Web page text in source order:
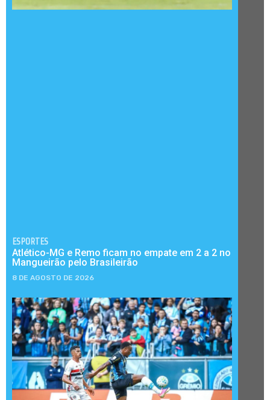
ESPORTES
Atlético-MG e Remo ficam no empate em 2 a 2 no
Mangueirão pelo Brasileirão
8 DE AGOSTO DE 2026